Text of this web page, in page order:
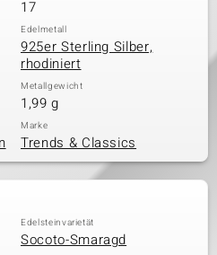
17
Edelmetall
925er Sterling Silber,
rhodiniert
Metallgewicht
1,99 g
Marke
Trends & Classics
Edelsteinvarietät
Socoto-Smaragd